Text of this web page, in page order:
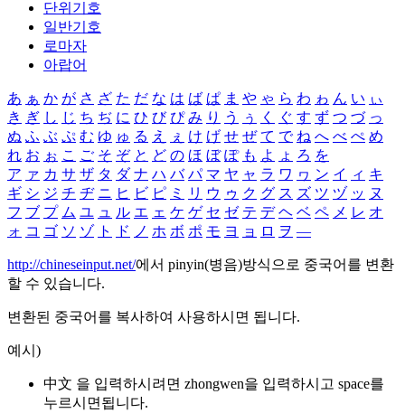
단위기호
일반기호
로마자
아랍어
あ ぁ か が さ ざ た だ な は ば ぱ ま や ゃ ら わ ゎ ん い ぃ
き ぎ し じ ち ぢ に ひ び ぴ み り う ぅ く ぐ す ず つ づ っ
ぬ ふ ぶ ぷ む ゆ ゅ る え ぇ け げ せ ぜ て で ね へ べ ぺ め
れ お ぉ こ ご そ ぞ と ど の ほ ぼ ぽ も よ ょ ろ を
ア ァ カ サ ザ タ ダ ナ ハ バ パ マ ヤ ャ ラ ワ ヮ ン イ ィ キ
ギ シ ジ チ ヂ ニ ヒ ビ ピ ミ リ ウ ゥ ク グ ス ズ ツ ヅ ッ ヌ
フ ブ プ ム ユ ュ ル エ ェ ケ ゲ セ ゼ テ デ ヘ ベ ペ メ レ オ
ォ コ ゴ ソ ゾ ト ド ノ ホ ボ ポ モ ヨ ョ ロ ヲ ―
http://chineseinput.net/에서 pinyin(병음)방식으로 중국어를 변환
할 수 있습니다.
변환된 중국어를 복사하여 사용하시면 됩니다.
예시)
中文 을 입력하시려면 zhongwen을 입력하시고 space를
누르시면됩니다.